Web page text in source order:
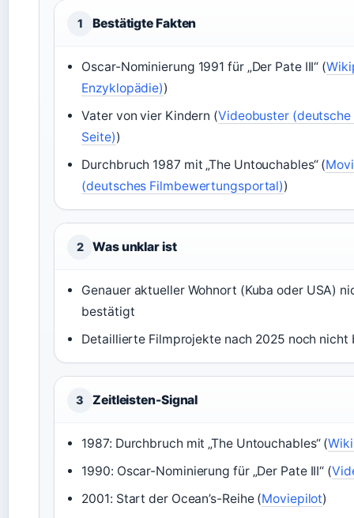
1 Bestätigte Fakten
Oscar-Nominierung 1991 für „Der Pate III“ (
Enzyklopädie))
Vater von vier Kindern (Videobuster
Seite))
Durchbruch 1987 mit „The Untouchables“ (
(deutsches Filmbewertungsportal))
2 Was unklar ist
Genauer aktueller Wohnort (Kuba oder USA)
bestätigt
Detaillierte Filmprojekte nach 2025 noch nicht
3 Zeitleisten-Signal
1987: Durchbruch mit „The Untouchables“ (
1990: Oscar-Nominierung für „Der Pate III“ (
2001: Start der Ocean’s-Reihe (Moviepilot)